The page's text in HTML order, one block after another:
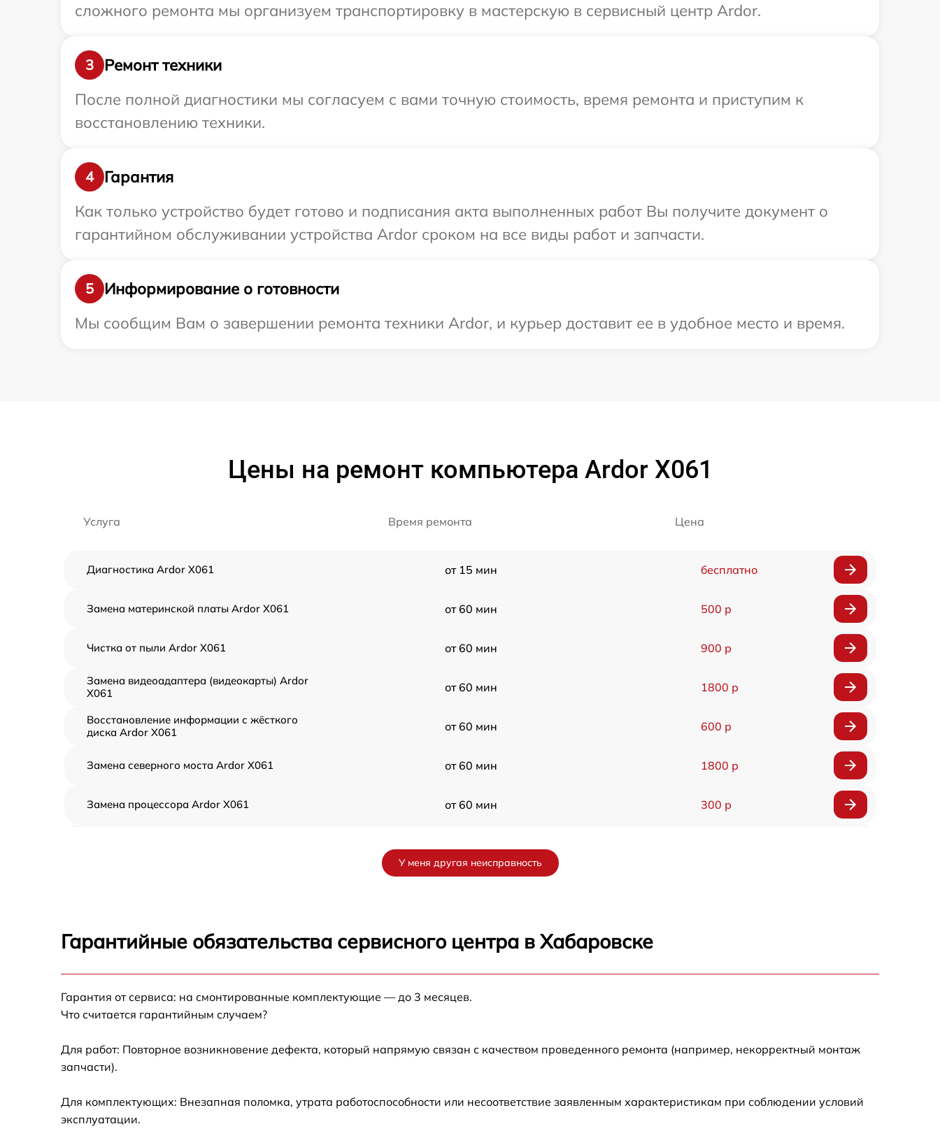
сложного ремонта мы организуем транспортировку в мастерскую в сервисный центр Ardor.
3
Ремонт техники
После полной диагностики мы согласуем с вами точную стоимость, время ремонта и приступим к
восстановлению техники.
4
Гарантия
Как только устройство будет готово и подписания акта выполненных работ Вы получите документ о
гарантийном обслуживании устройства Ardor сроком на все виды работ и запчасти.
5
Информирование о готовности
Мы сообщим Вам о завершении ремонта техники Ardor, и курьер доставит ее в удобное место и время.
Цены на ремонт компьютера Ardor X061
Услуга Время ремонта Цена
Диагностика Ardor X061 от 15 мин бесплатно
Замена материнской платы Ardor X061 от 60 мин 500 р
Чистка от пыли Ardor X061 от 60 мин 900 р
Замена видеоадаптера (видеокарты) Ardor
X061
от 60 мин 1800 р
Восстановление информации с жёсткого
диска Ardor X061
от 60 мин 600 р
Замена северного моста Ardor X061 от 60 мин 1800 р
Замена процессора Ardor X061 от 60 мин 300 р
Замена звуковой платы Ardor X061 от 60 мин
У меня другая неисправность
Гарантийные обязательства сервисного центра в Хабаровске
Гарантия от сервиса: на смонтированные комплектующие — до 3 месяцев.
Что считается гарантийным случаем?
Для работ: Повторное возникновение дефекта, который напрямую связан с качеством проведенного ремонта (например, некорректный монтаж
запчасти).
Для комплектующих: Внезапная поломка, утрата работоспособности или несоответствие заявленным характеристикам при соблюдении условий
эксплуатации.